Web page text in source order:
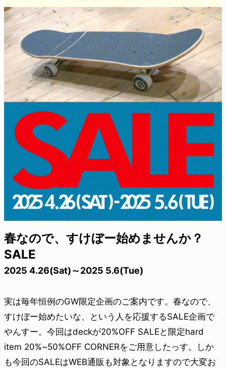
春なので、すけぼー始めませんか？
SALE
2025 4.26(Sat)～2025 5.6(Tue)
実は毎年恒例のGW限定企画のご案内です。春なので、
すけぼー始めたいな、という人を応援するSALE企画で
やんすー。今回はdeckが20%OFF SALEと限定hard
item 20%~50%OFF CORNERをご用意したっす。しか
も今回のSALEはWEB通販も対象となりますので大変お